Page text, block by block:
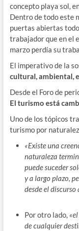
concepto playa sol,
Dentro de todo este
puertas abiertas
trabajador que en el
marzo perdía su
El imperativo de la
cultural, ambiental,
Desde el Foro de
El turismo está
Uno de los tópicos
turismo por
«Existe una
naturaleza
puede suceder
y a largo plazo,
desde el discurso
Por otro lado,
de cualquier